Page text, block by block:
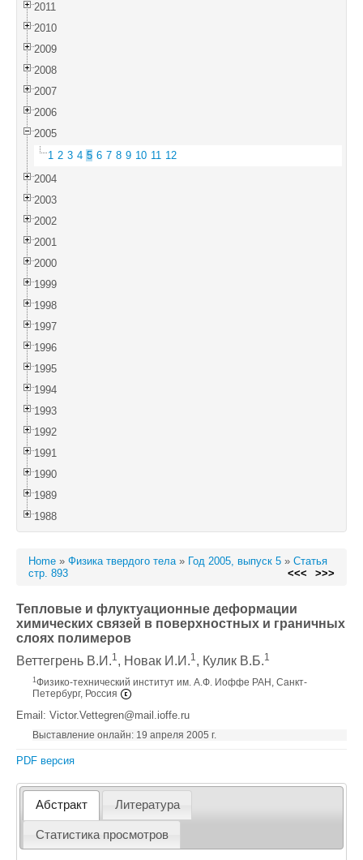
2011
2010
2009
2008
2007
2006
2005
1 2 3 4 5 6 7 8 9 10 11 12
2004
2003
2002
2001
2000
1999
1998
1997
1996
1995
1994
1993
1992
1991
1990
1989
1988
Home » Физика твердого тела» Год 2005, выпуск 5 » Статья
стр. 893
<<< >>>
Тепловые и флуктуационные деформации
химических связей в поверхностных и граничных
слоях полимеров
Веттегрень В.И.1, Новак И.И.1, Кулик В.Б.1
1 Физико-технический институт им. А.Ф. Иоффе РАН, Санкт-
Петербург, Россия
Email: Victor.Vettegren@mail.ioffe.ru
Выставление онлайн: 19 апреля 2005 г.
PDF версия
Абстракт Литература
Статистика просмотров